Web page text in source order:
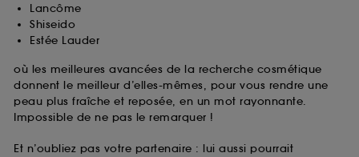
Lancôme
Shiseido
Estée Lauder
où les meilleures avancées de la recherche cosmétique
donnent le meilleur d’elles-mêmes, pour vous rendre une
peau plus fraîche et reposée, en un mot rayonnante.
Impossible de ne pas le remarquer !
Et n’oubliez pas votre partenaire : lui aussi pourrait